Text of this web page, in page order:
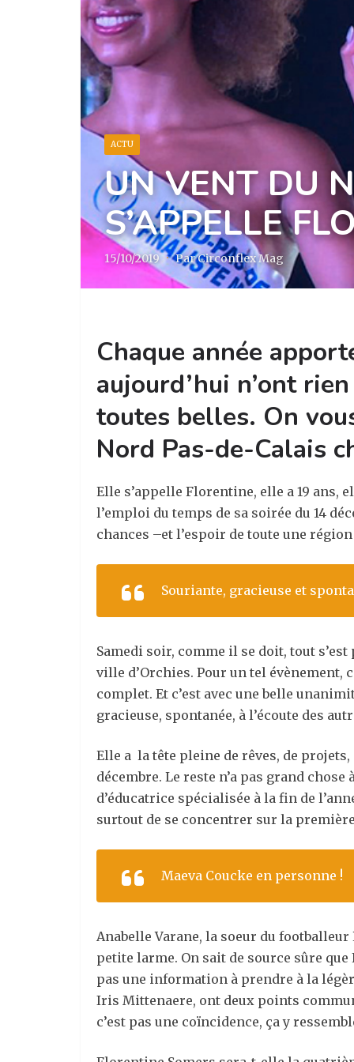
ACTU
UN VENT DU
S’APPELLE
15/10/2019 · Par Circonflex Mag
Chaque année
aujourd’hui n’ont
toutes belles. On
Nord Pas-de-Calais
Elle s’appelle Florentine, elle a 19 ans,
l’emploi du temps de sa soirée du 14
chances –et l’espoir de toute une
Souriante, gracieuse et
Samedi soir, comme il se doit, tout
ville d’Orchies. Pour un tel
complet. Et c’est avec une belle
gracieuse, spontanée, à l’écoute des
Elle a la tête pleine de rêves, de
décembre. Le reste n’a pas grand
d’éducatrice spécialisée à la fin de
surtout de se concentrer sur la
Maeva Coucke en personne !
Anabelle Varane, la soeur du
petite larme. On sait de source sûre
pas une information à prendre à la
Iris Mittenaere, ont deux points
c’est pas une coïncidence, ça y